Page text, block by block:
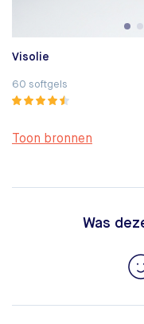
Visolie
60 softgels
Toon bronnen
Was